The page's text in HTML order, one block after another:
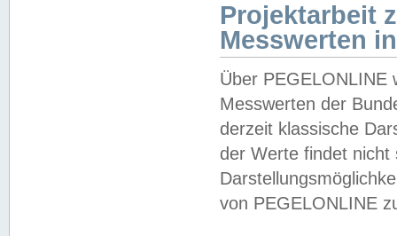
Projektarbeit
Messwerten
Über PEGELONLINE
Messwerten der
derzeit klassische
der Werte findet
von PEGELONLINE